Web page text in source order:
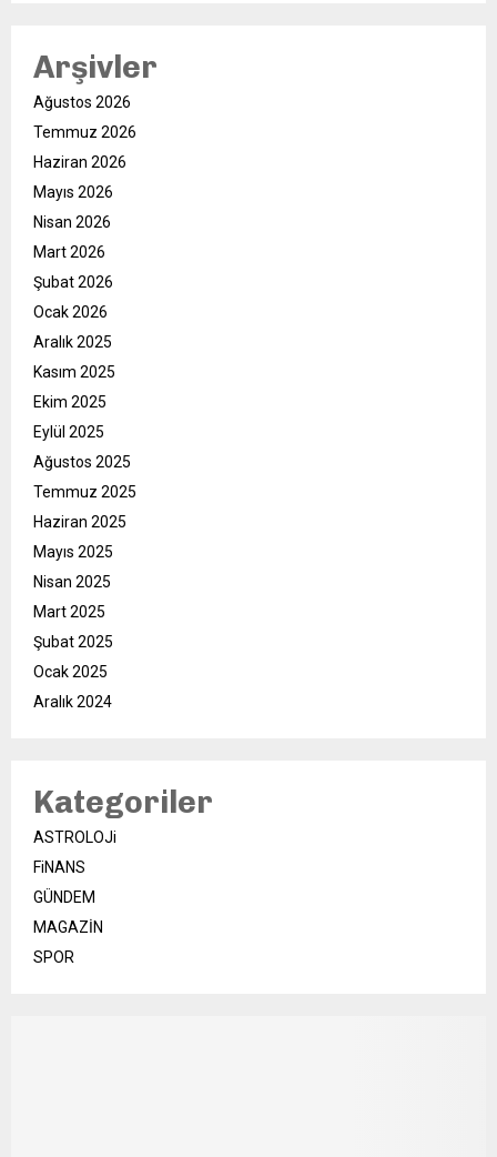
Arşivler
Ağustos 2026
Temmuz 2026
Haziran 2026
Mayıs 2026
Nisan 2026
Mart 2026
Şubat 2026
Ocak 2026
Aralık 2025
Kasım 2025
Ekim 2025
Eylül 2025
Ağustos 2025
Temmuz 2025
Haziran 2025
Mayıs 2025
Nisan 2025
Mart 2025
Şubat 2025
Ocak 2025
Aralık 2024
Kategoriler
ASTROLOJi
FiNANS
GÜNDEM
MAGAZİN
SPOR